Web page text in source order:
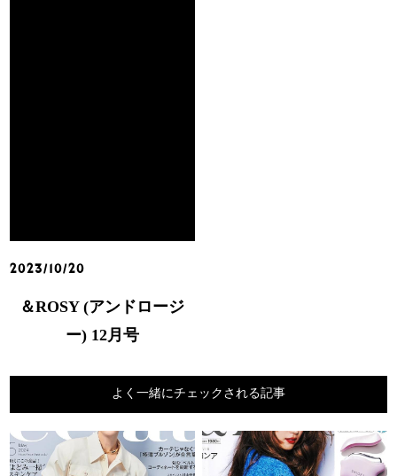
2023/10/20
＆ROSY (アンドロージ
ー) 12月号
よく一緒にチェックされる記事